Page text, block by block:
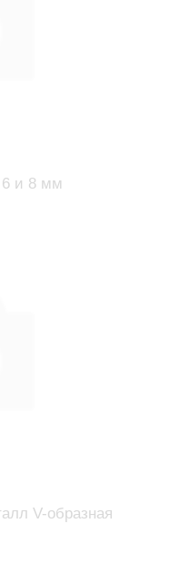
и 8 мм
V-образная